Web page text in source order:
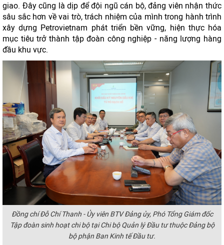
giao. Đây cũng là dịp để đội ngũ cán bộ, đảng viên nhận thức
sâu sắc hơn về vai trò, trách nhiệm của mình trong hành trình
xây dựng Petrovietnam phát triển bền vững, hiện thực hóa
mục tiêu trở thành tập đoàn công nghiệp - năng lượng hàng
đầu khu vực.
Đồng chí Đỗ Chí Thanh - Ủy viên BTV Đảng ủy, Phó Tổng Giám đốc
Tập đoàn sinh hoạt chi bộ tại Chi bộ Quản lý Đầu tư thuộc Đảng bộ
bộ phận Ban Kinh tế Đầu tư.